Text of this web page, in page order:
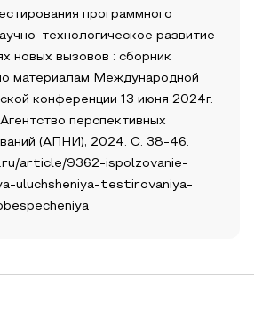
программного
технологическое развитие
новых вызовов : сборник
материалам Международной
конференции 13 июня 2024г.
перспективных
(АПНИ), 2024. С. 38-46.
article/9362-ispolzovanie-
uluchsheniya-testirovaniya-